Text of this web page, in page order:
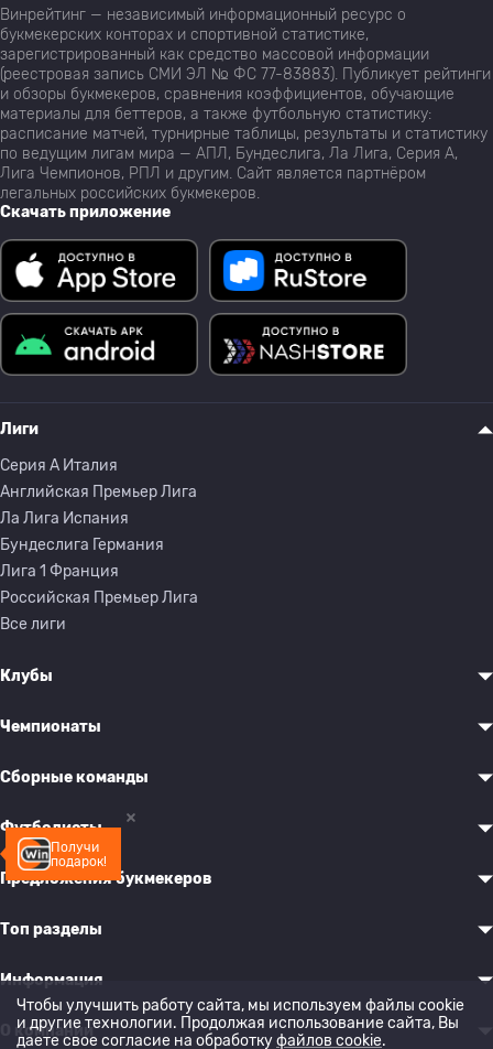
Получи
подарок!
Винрейтинг — независимый информационный ресурс о
букмекерских конторах и спортивной статистике,
зарегистрированный как средство массовой информации
(реестровая запись СМИ ЭЛ № ФС 77-83883). Публикует рейтинги
и обзоры букмекеров, сравнения коэффициентов, обучающие
материалы для беттеров, а также футбольную статистику:
расписание матчей, турнирные таблицы, результаты и статистику
по ведущим лигам мира — АПЛ, Бундеслига, Ла Лига, Серия А,
Лига Чемпионов, РПЛ и другим. Сайт является партнёром
легальных российских букмекеров.
Скачать приложение
Лиги
Серия A Италия
Английская Премьер Лига
Ла Лига Испания
Бундеслига Германия
Лига 1 Франция
Российская Премьер Лига
Все лиги
Клубы
Чемпионаты
Сборные команды
Футболисты
Предложения букмекеров
Топ разделы
Информация
О компании
Чтобы улучшить работу сайта, мы используем файлы cookie
и другие технологии. Продолжая использование сайта, Вы
даете свое согласие на обработкуфайлов cookie.